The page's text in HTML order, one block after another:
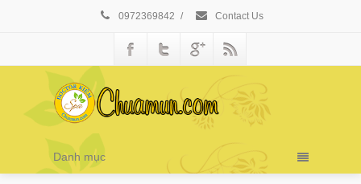
0972369842 / Contact Us
Danh mục